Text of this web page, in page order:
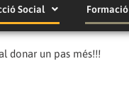
Social Formació
donar un pas més!!!